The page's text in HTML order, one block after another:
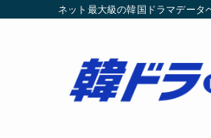
ネット最大級の韓国ドラマデータ